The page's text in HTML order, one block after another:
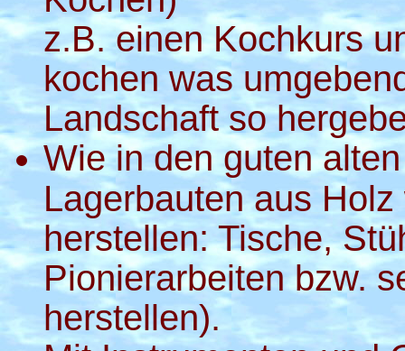
z.B. einen Kochkurs
kochen was
Landschaft so
Wie in den guten
Lagerbauten aus
herstellen: Tische,
Pionierarbeiten bzw.
herstellen).